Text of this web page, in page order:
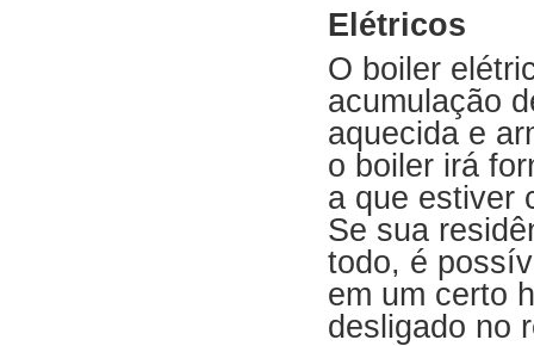
Elétricos
O boiler
acumulação
aquecida e
o boiler irá
a que estiver
Se sua
todo, é
em um certo
desligado no